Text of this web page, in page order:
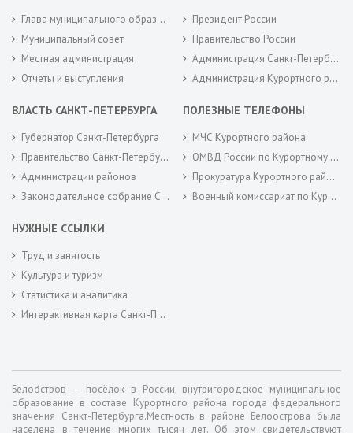
Глава муниципального образования
Муниципальный совет
Местная администрация
Отчеты и выступления
Президент России
Правительство России
Администрация Санкт-Петербурга
Администрация Курортного района Санкт-Петербурга
ВЛАСТЬ САНКТ-ПЕТЕРБУРГА
Губернатор Санкт-Петербурга
Правительство Санкт-Петербурга
Администрации районов
Законодательное собрание Санкт-Петербурга
ПОЛЕЗНЫЕ ТЕЛЕФОНЫ
МЧС Курортного района
ОМВД России по Курортному району
Прокуратура Курортного района
Военный комиссариат по Курортному районам города Санкт-Петербурга
НУЖНЫЕ ССЫЛКИ
Труд и занятость
Культура и туризм
Статистика и аналитика
Интерактивная карта Санкт-Петербурга
Белоо́стров — посёлок в России, внутригородское муниципальное
образование в составе Курортного района города федерального
значения Санкт-Петербурга.Местность в районе Белоострова была
населена в течение многих тысяч лет. Об этом свидетельствуют